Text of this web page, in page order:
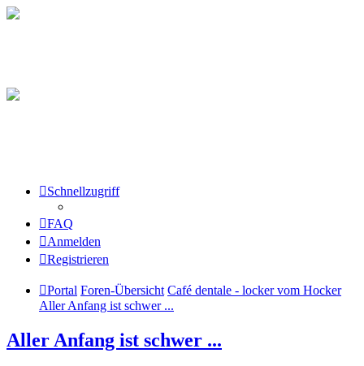
Schnellzugriff
FAQ
Anmelden
Registrieren
Portal Foren-Übersicht Café dentale - locker vom Hocker
Aller Anfang ist schwer ...
Aller Anfang ist schwer ...